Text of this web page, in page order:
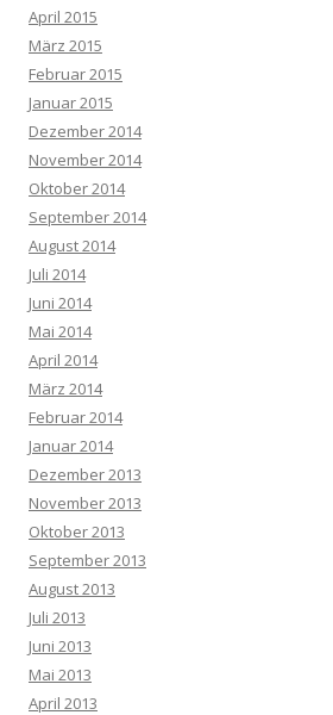
April 2015
März 2015
Februar 2015
Januar 2015
Dezember 2014
November 2014
Oktober 2014
September 2014
August 2014
Juli 2014
Juni 2014
Mai 2014
April 2014
März 2014
Februar 2014
Januar 2014
Dezember 2013
November 2013
Oktober 2013
September 2013
August 2013
Juli 2013
Juni 2013
Mai 2013
April 2013